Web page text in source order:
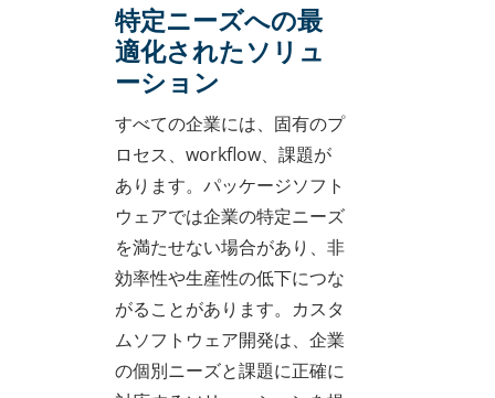
特定ニーズへの最
適化されたソリュ
ーション
すべての企業には、固有のプ
ロセス、workflow、課題が
あります。パッケージソフト
ウェアでは企業の特定ニーズ
を満たせない場合があり、非
効率性や生産性の低下につな
がることがあります。カスタ
ムソフトウェア開発は、企業
の個別ニーズと課題に正確に